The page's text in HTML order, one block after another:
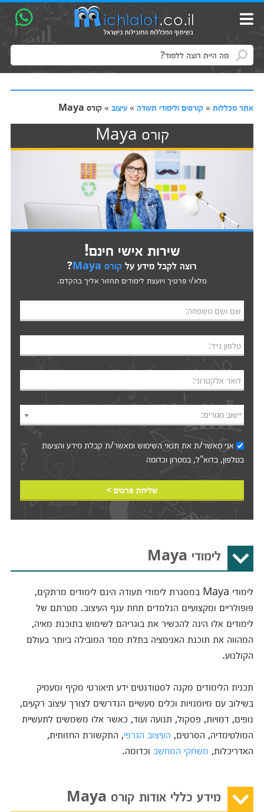
אתר מכללות» קורסים ולימודי תעודה» עיצוב» קורס Maya
קורס Maya
שירות אישי חינם!
רוצה לקבל מידע על קורס Maya ?
מלא/י פרטיך ויועצת לימודים תחזור אליך בהקדם.
שם ושם משפחה:
טלפון נייד:
דואר אלקטרוני:
יישוב מגורים:
אני מאשר/ת אתתנאי השימושומאשר/ת קבלת מידע והצעות
בטלפון, בדוא"ל, במסרון וכדומה‎‎
שליחת פרטים >
לימודי Maya
לימודי Maya במסגרת לימודי תעודה הינם לימודים מרתקים,
פופולריים ומקצועיים הנלמדים תחת ענף העיצוב. מטרתם של
לימודים אלו הינה להכשיר את בוגריהם לשימוש בתוכנת מאיה,
המהווה את תוכנת האנימציה בתלת ממד המובילה ביותר בעולם
הקולנוע.
תכנית הלימודים מקנה לסטודנטים ידע תיאורטי מקיף ומעמיק
בשילוב עם מיומנויות וכלים מעשיים הנדרשים לצורך עיצוב רקעים,
נופים, דמויות, פסקול, תנועה ועוד, כאשר אלו משמשים לתעשיית
המולטימדיה, הסרטים, העיצוב הגרפי, התקשורת החזותית,
האדריכלות, משחקי המחשב וכדומה.
מידע כללי אודות קורס Maya